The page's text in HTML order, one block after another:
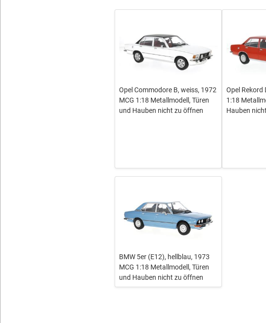
Opel Commodore B, weiss, 1972
MCG 1:18 Metallmodell, Türen
und Hauben nicht zu öffnen
Opel Rekord
1:18
Hauben
BMW 5er (E12), hellblau, 1973
MCG 1:18 Metallmodell, Türen
und Hauben nicht zu öffnen